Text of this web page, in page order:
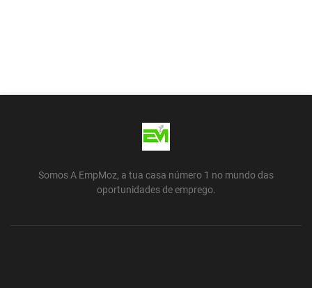
Somos A EmpMoz, a tua casa número 1 no mundo das
oportunidades de emprego.